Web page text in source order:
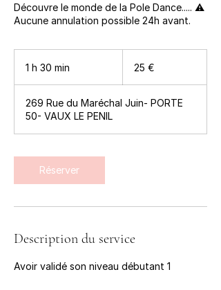
Découvre le monde de la Pole Dance..... ⚠️
Aucune annulation possible 24h avant.
1 h 30 min
m
i
n
25 €
269 Rue du Maréchal Juin- PORTE
50- VAUX LE PENIL
Réserver
Description du service
Avoir validé son niveau débutant 1